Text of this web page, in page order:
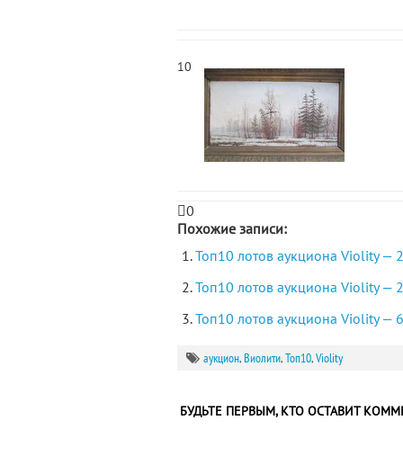
10
0
Похожие записи:
Топ10 лотов аукциона Violity —
Топ10 лотов аукциона Violity —
Топ10 лотов аукциона Violity —
аукцион,Виолити,Топ10,Violity
БУДЬТЕ ПЕРВЫМ, КТО ОСТАВИТ